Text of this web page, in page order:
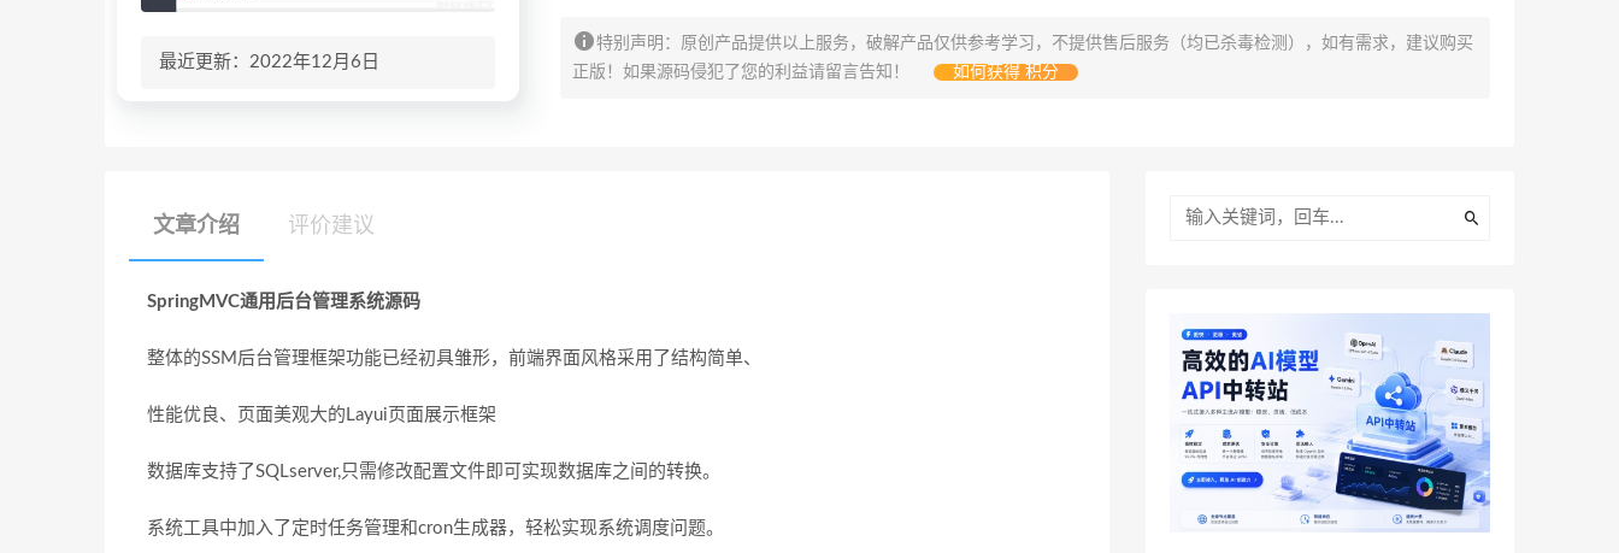
最近更新：2022年12月6日
特别声明：原创产品提供以上服务，破解产品仅供参考学习，不提供售后服务（均已杀毒检测），如有需求，建议购买
正版！如果源码侵犯了您的利益请留言告知！
如何获得 积分
文章介绍 评价建议
SpringMVC通用后台管理系统源码
整体的SSM后台管理框架功能已经初具雏形，前端界面风格采用了结构简单、
性能优良、页面美观大的Layui页面展示框架
数据库支持了SQLserver,只需修改配置文件即可实现数据库之间的转换。
系统工具中加入了定时任务管理和cron生成器，轻松实现系统调度问题。